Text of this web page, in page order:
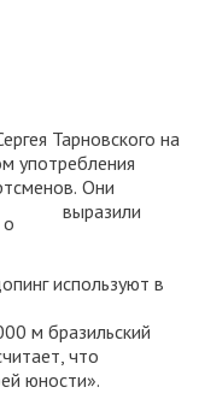
Тарновского на
употребления
Они
выразили
используют в
м бразильский
что
юности».